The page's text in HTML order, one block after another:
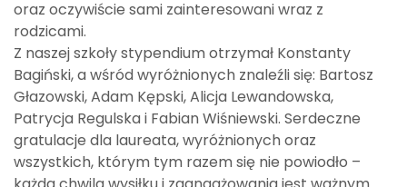
oraz oczywiście sami zainteresowani wraz z
rodzicami.
Z naszej szkoły stypendium otrzymał Konstanty
Bagiński, a wśród wyróżnionych znaleźli się: Bartosz
Głazowski, Adam Kępski, Alicja Lewandowska,
Patrycja Regulska i Fabian Wiśniewski. Serdeczne
gratulacje dla laureata, wyróżnionych oraz
wszystkich, którym tym razem się nie powiodło –